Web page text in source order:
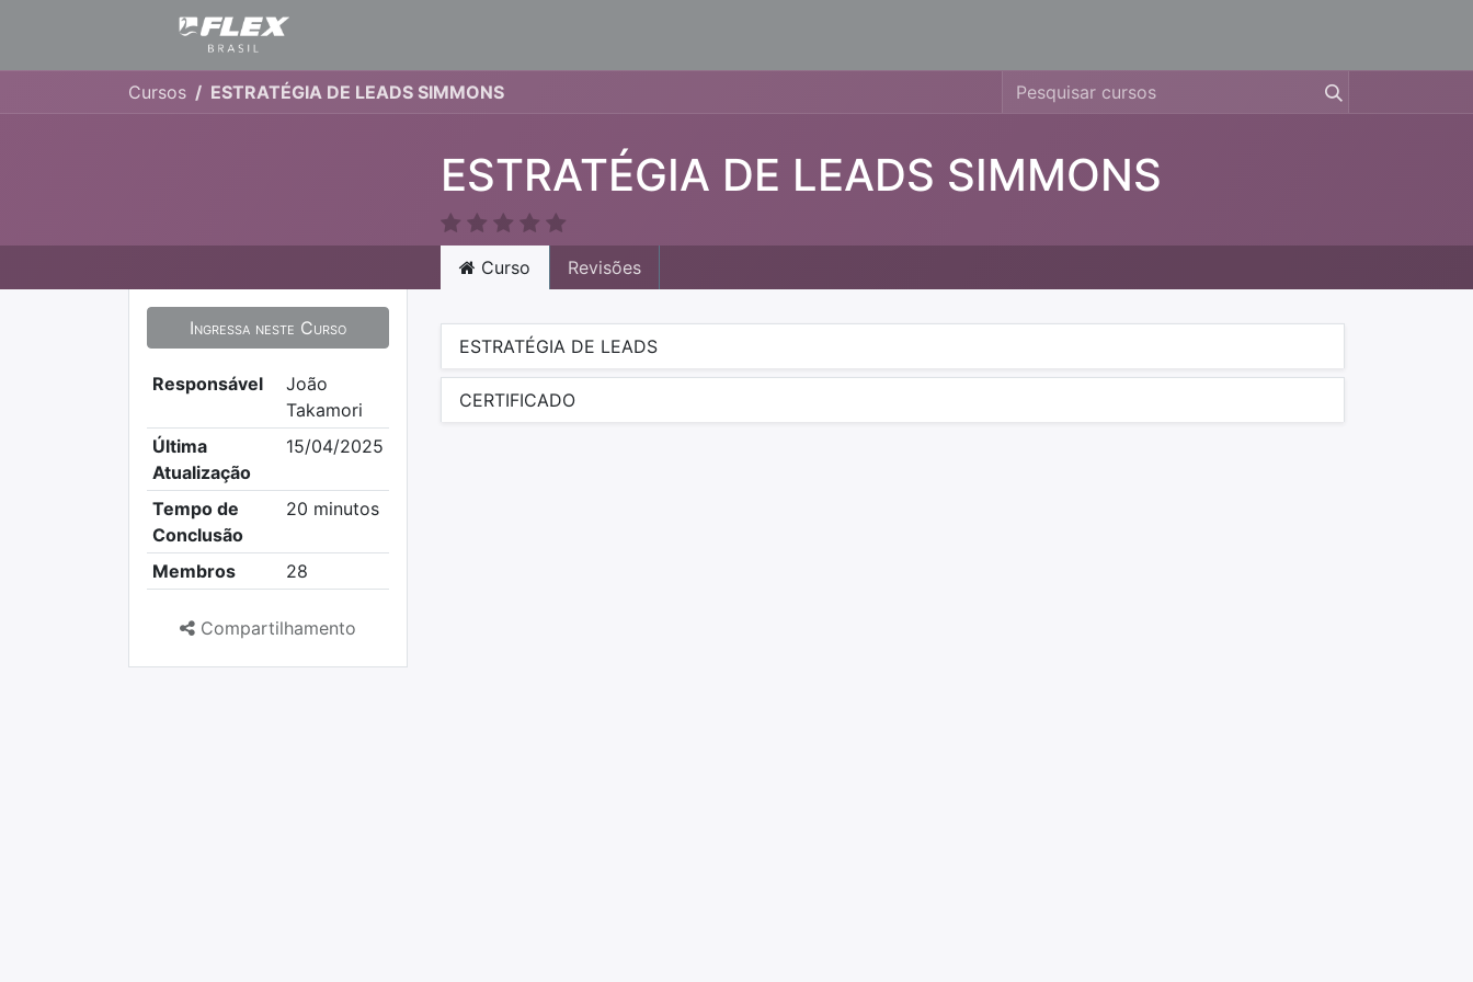
Cursos ESTRATÉGIA DE LEADS SIMMONS
ESTRATÉGIA DE LEADS SIMMONS
Ingressa neste Curso
Responsável
João
Takamori
Última
Atualização
15/04/2025
Tempo de
Conclusão
20 minutos
Membros 28
Compartilhamento
Curso Revisões
ESTRATÉGIA DE LEADS
CERTIFICADO